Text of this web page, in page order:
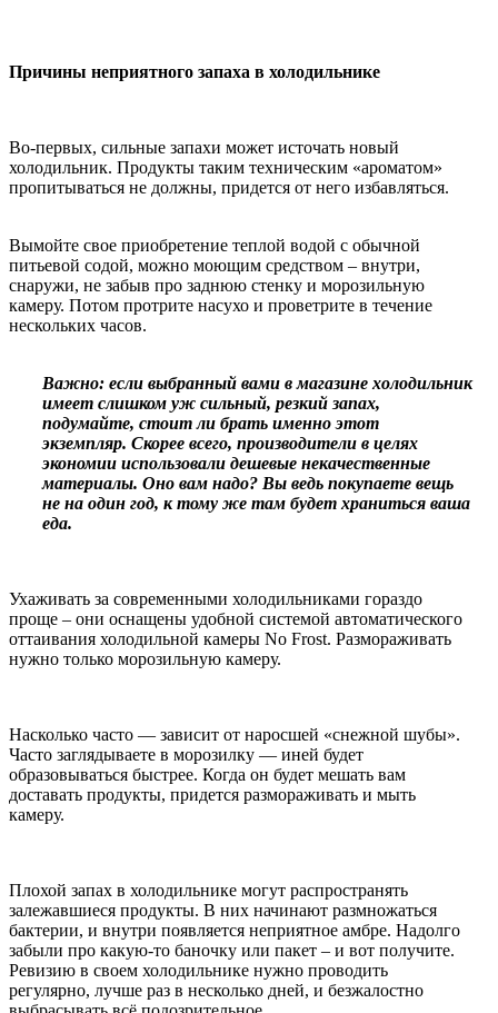
Причины неприятного запаха в холодильнике
Во-первых, сильные запахи может источать новый
холодильник. Продукты таким техническим «ароматом»
пропитываться не должны, придется от него избавляться.
Вымойте свое приобретение теплой водой с обычной
питьевой содой, можно моющим средством – внутри,
снаружи, не забыв про заднюю стенку и морозильную
камеру. Потом протрите насухо и проветрите в течение
нескольких часов.
Важно: если выбранный вами в магазине холодильник
имеет слишком уж сильный, резкий запах,
подумайте, стоит ли брать именно этот
экземпляр. Скорее всего, производители в целях
экономии использовали дешевые некачественные
материалы. Оно вам надо? Вы ведь покупаете вещь
не на один год, к тому же там будет храниться ваша
еда.
Ухаживать за современными холодильниками гораздо
проще – они оснащены удобной системой автоматического
оттаивания холодильной камеры No Frost. Размораживать
нужно только морозильную камеру.
Насколько часто — зависит от наросшей «снежной шубы».
Часто заглядываете в морозилку — иней будет
образовываться быстрее. Когда он будет мешать вам
доставать продукты, придется размораживать и мыть
камеру.
Плохой запах в холодильнике могут распространять
залежавшиеся продукты. В них начинают размножаться
бактерии, и внутри появляется неприятное амбре. Надолго
забыли про какую-то баночку или пакет – и вот получите.
Ревизию в своем холодильнике нужно проводить
регулярно, лучше раз в несколько дней, и безжалостно